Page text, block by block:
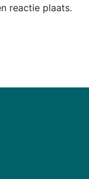
reactie plaats.